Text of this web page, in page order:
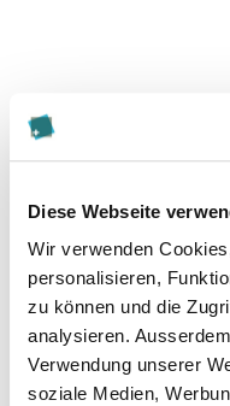
Diese Webseite
Wir verwenden
personalisieren,
zu können und die
analysieren.
Verwendung unserer
soziale Medien,
Zur Merkliste